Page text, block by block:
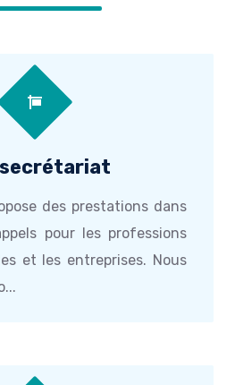
des prestations dans
pour les professions
et les entreprises. Nous